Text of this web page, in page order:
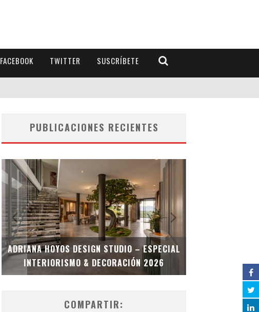
FACEBOOK TWITTER SUSCRÍBETE
PUBLICACIONES RECIENTES
ADRIANA HOYOS DESIGN STUDIO – ESPECIAL
INTERIORISMO & DECORACIÓN 2026
COMPARTIR: